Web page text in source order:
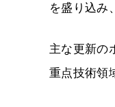
を盛り込み
主な更新の
重点技術領